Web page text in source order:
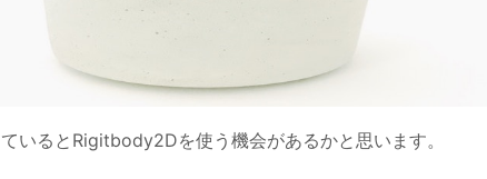
いるとRigitbody2Dを使う機会があるかと思います。